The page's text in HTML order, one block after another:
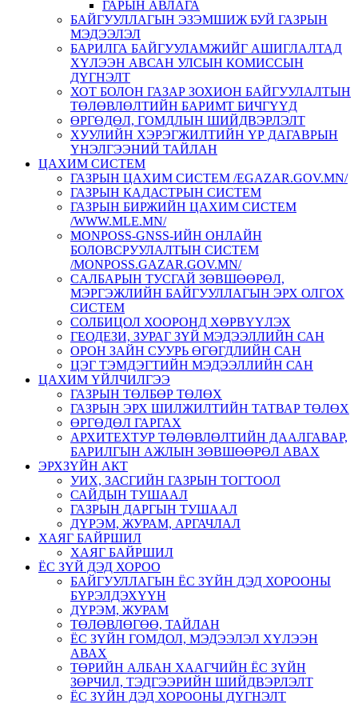
ГАРЫН АВЛАГА
БАЙГУУЛЛАГЫН ЭЗЭМШИЖ БУЙ ГАЗРЫН
МЭДЭЭЛЭЛ
БАРИЛГА БАЙГУУЛАМЖИЙГ АШИГЛАЛТАД
ХҮЛЭЭН АВСАН УЛСЫН КОМИССЫН
ДҮГНЭЛТ
ХОТ БОЛОН ГАЗАР ЗОХИОН БАЙГУУЛАЛТЫН
ТӨЛӨВЛӨЛТИЙН БАРИМТ БИЧГҮҮД
ӨРГӨДӨЛ, ГОМДЛЫН ШИЙДВЭРЛЭЛТ
ХУУЛИЙН ХЭРЭГЖИЛТИЙН ҮР ДАГАВРЫН
ҮНЭЛГЭЭНИЙ ТАЙЛАН
ЦАХИМ СИСТЕМ
ГАЗРЫН ЦАХИМ СИСТЕМ /EGAZAR.GOV.MN/
ГАЗРЫН КАДАСТРЫН СИСТЕМ
ГАЗРЫН БИРЖИЙН ЦАХИМ СИСТЕМ
/WWW.MLE.MN/
MONPOSS-GNSS-ИЙН ОНЛАЙН
БОЛОВСРУУЛАЛТЫН СИСТЕМ
/MONPOSS.GAZAR.GOV.MN/
CАЛБАРЫН ТУСГАЙ ЗӨВШӨӨРӨЛ,
МЭРГЭЖЛИЙН БАЙГУУЛЛАГЫН ЭРХ ОЛГОХ
СИСТЕМ
СОЛБИЦОЛ ХООРОНД ХӨРВҮҮЛЭХ
ГЕОДЕЗИ, ЗУРАГ ЗҮЙ МЭДЭЭЛЛИЙН САН
ОРОН ЗАЙН СУУРЬ ӨГӨГДЛИЙН САН
ЦЭГ ТЭМДЭГТИЙН МЭДЭЭЛЛИЙН САН
ЦАХИМ ҮЙЛЧИЛГЭЭ
ГАЗРЫН ТӨЛБӨР ТӨЛӨХ
ГАЗРЫН ЭРХ ШИЛЖИЛТИЙН ТАТВАР ТӨЛӨХ
ӨРГӨДӨЛ ГАРГАХ
АРХИТЕХТУР ТӨЛӨВЛӨЛТИЙН ДААЛГАВАР,
БАРИЛГЫН АЖЛЫН ЗӨВШӨӨРӨЛ АВАХ
ЭРХЗҮЙН АКТ
УИХ, ЗАСГИЙН ГАЗРЫН ТОГТООЛ
САЙДЫН ТУШААЛ
ГАЗРЫН ДАРГЫН ТУШААЛ
ДҮРЭМ, ЖУРАМ, АРГАЧЛАЛ
ХАЯГ БАЙРШИЛ
ХАЯГ БАЙРШИЛ
ЁС ЗҮЙ ДЭД ХОРОО
БАЙГУУЛЛАГЫН ЁС ЗҮЙН ДЭД ХОРООНЫ
БҮРЭЛДЭХҮҮН
ДҮРЭМ, ЖУРАМ
ТӨЛӨВЛӨГӨӨ, ТАЙЛАН
ЁС ЗҮЙН ГОМДОЛ, МЭДЭЭЛЭЛ ХҮЛЭЭН
АВАХ
ТӨРИЙН АЛБАН ХААГЧИЙН ЁС ЗҮЙН
ЗӨРЧИЛ, ТЭДГЭЭРИЙН ШИЙДВЭРЛЭЛТ
ЁС ЗҮЙН ДЭД ХОРООНЫ ДҮГНЭЛТ